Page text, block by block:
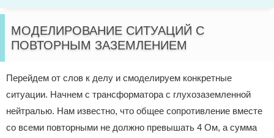
МОДЕЛИРОВАНИЕ СИТУАЦИЙ С
ПОВТОРНЫМ ЗАЗЕМЛЕНИЕМ
Перейдем от слов к делу и смоделируем конкретные
ситуации. Начнем с трансформатора с глухозаземленной
нейтралью. Нам известно, что общее сопротивление вместе
со всеми повторными не должно превышать 4 Ом, а сумма